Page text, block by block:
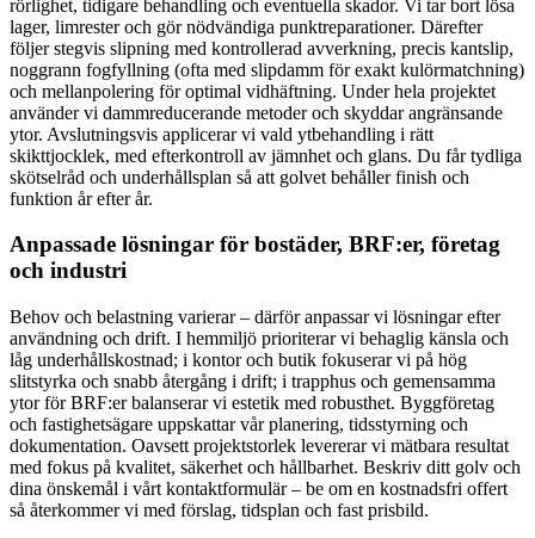
rörlighet, tidigare behandling och eventuella skador. Vi tar bort lösa
lager, limrester och gör nödvändiga punktreparationer. Därefter
följer stegvis slipning med kontrollerad avverkning, precis kantslip,
noggrann fogfyllning (ofta med slipdamm för exakt kulörmatchning)
och mellanpolering för optimal vidhäftning. Under hela projektet
använder vi dammreducerande metoder och skyddar angränsande
ytor. Avslutningsvis applicerar vi vald ytbehandling i rätt
skikttjocklek, med efterkontroll av jämnhet och glans. Du får tydliga
skötselråd och underhållsplan så att golvet behåller finish och
funktion år efter år.
Anpassade lösningar för bostäder, BRF:er, företag
och industri
Behov och belastning varierar – därför anpassar vi lösningar efter
användning och drift. I hemmiljö prioriterar vi behaglig känsla och
låg underhållskostnad; i kontor och butik fokuserar vi på hög
slitstyrka och snabb återgång i drift; i trapphus och gemensamma
ytor för BRF:er balanserar vi estetik med robusthet. Byggföretag
och fastighetsägare uppskattar vår planering, tidsstyrning och
dokumentation. Oavsett projektstorlek levererar vi mätbara resultat
med fokus på kvalitet, säkerhet och hållbarhet. Beskriv ditt golv och
dina önskemål i vårt kontaktformulär – be om en kostnadsfri offert
så återkommer vi med förslag, tidsplan och fast prisbild.